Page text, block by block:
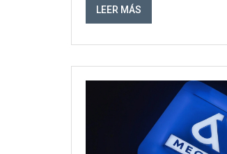
noticia ha conmovido al
LEER MÁS